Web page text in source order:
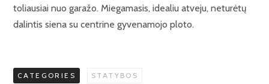
toliausiai nuo garažo. Miegamasis, idealiu atveju, neturėtų
dalintis siena su centrine gyvenamojo ploto.
CATEGORIES STATYBOS